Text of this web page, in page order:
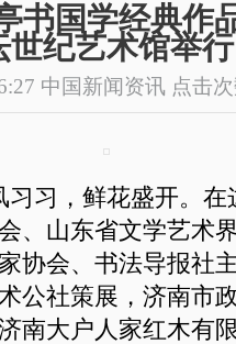
书国学经典作
世纪艺术馆举行
中国新闻资讯 点击
习，鲜花盛开。在
、山东省文学艺术
协会、书法导报社
公社策展，济南市
南大户人家红木有